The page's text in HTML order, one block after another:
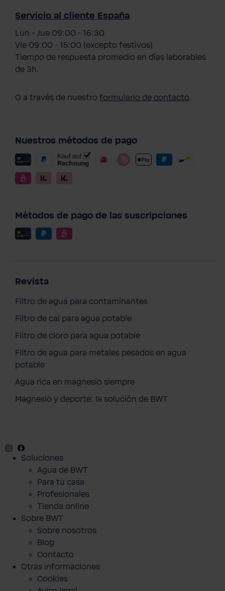
Servicio al cliente España
Lun - Jue 09:00 - 16:30
Vie 09:00 - 15:00 (excepto festivos)
Tiempo de respuesta promedio en días laborables
de 3h.
O a través de nuestro formulario de contacto.
Nuestros métodos de pago
Métodos de pago de las suscripciones
Revista
Filtro de agua para contaminantes
Filtro de cal para agua potable
Filtro de cloro para agua potable
Filtro de agua para metales pesados en agua
potable
Agua rica en magnesio siempre
Magnesio y deporte: la solución de BWT
Instagram
Soluciones
Agua de BWT
Para tu casa
Profesionales
Tienda online
Sobre BWT
Sobre nosotros
Blog
Contacto
Otras informaciones
Cookies